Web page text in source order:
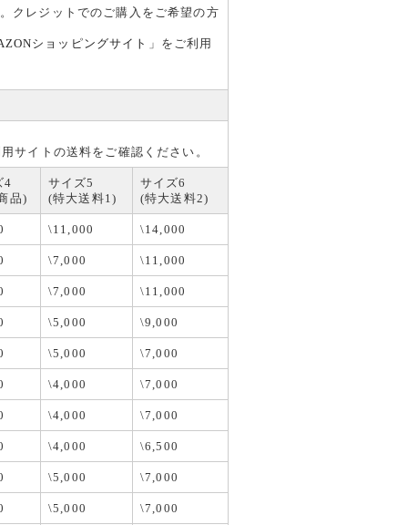
クレジットでのご購入をご希望の方
ショッピングサイト 」をご利用
サイトの送料をご確認ください。
4
品)
サイズ5
(特大送料1)
サイズ6
(特大送料2)
\11,000 \14,000
\7,000 \11,000
\7,000 \11,000
\5,000 \9,000
\5,000 \7,000
\4,000 \7,000
\4,000 \7,000
\4,000 \6,500
\5,000 \7,000
\5,000 \7,000